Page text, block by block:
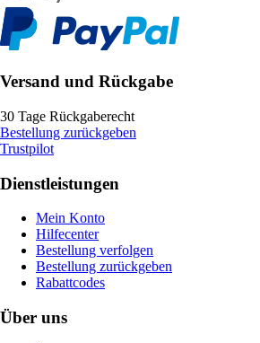
Versand und Rückgabe
30 Tage Rückgaberecht
Bestellung zurückgeben
Trustpilot
Dienstleistungen
Mein Konto
Hilfecenter
Bestellung verfolgen
Bestellung zurückgeben
Rabattcodes
Über uns